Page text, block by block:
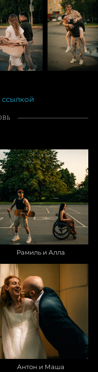
ссылкой
Рамиль и Алла
Антон и Маша